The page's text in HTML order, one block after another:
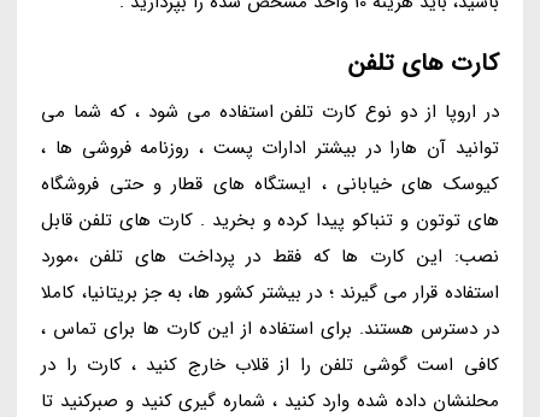
کارت های تلفن
در اروپا از دو نوع کارت تلفن استفاده می شود ، که شما می
توانید آن هارا در بیشتر ادارات پست ، روزنامه فروشی ها ،
کیوسک های خیابانی ، ایستگاه های قطار و حتی فروشگاه
های توتون و تنباکو پیدا کرده و بخرید . کارت های تلفن قابل
نصب: این کارت ها که فقط در پرداخت های تلفن ،مورد
استفاده قرار می گیرند ؛ در بیشتر کشور ها، به جز بریتانیا، کاملا
در دسترس هستند. برای استفاده از این کارت ها برای تماس ،
کافی است گوشی تلفن را از قلاب خارج کنید ، کارت را در
محلنشان داده شده وارد کنید ، شماره گیری کنید و صبرکنید تا